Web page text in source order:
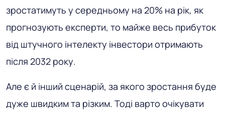
зростатимуть у середньому на 20% на рік, як
прогнозують експерти, то майже весь прибуток
від штучного інтелекту інвестори отримають
після 2032 року.
Але є й інший сценарій, за якого зростання буде
дуже швидким та різким. Тоді варто очікувати